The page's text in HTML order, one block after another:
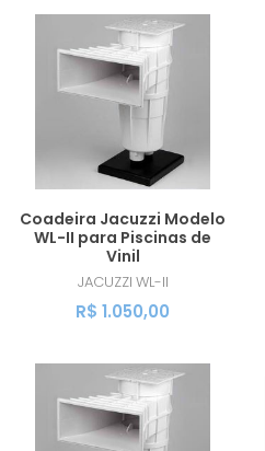
MENOR PREÇO
MAIOR PREÇO
Coadeira Jacuzzi Modelo
WL-II para Piscinas de
Vinil
JACUZZI WL-II
R$ 1.050,00